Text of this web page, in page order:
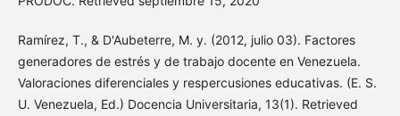
Ramírez, T., & D'Aubeterre, M. y. (2012, julio 03). Factores
generadores de estrés y de trabajo docente en Venezuela.
Valoraciones diferenciales y respercusiones educativas. (E. S.
U. Venezuela, Ed.) Docencia Universitaria, 13(1). Retrieved